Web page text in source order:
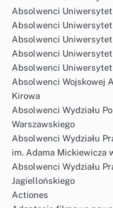
Absolwenci
Absolwenci
Absolwenci
Absolwenci
Absolwenci
Absolwenci Wojskowej
Kirowa
Absolwenci Wydziału
Warszawskiego
Absolwenci Wydziału
im. Adama Mickiewicza
Absolwenci Wydziału
Jagiellońskiego
Actiones